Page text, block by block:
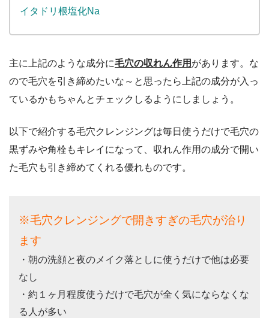
イタドリ根塩化Na
主に上記のような成分に毛穴の収れん作用 があります。な
ので毛穴を引き締めたいな～と思ったら上記の成分が入っ
ているかもちゃんとチェックしるようにしましょう。
以下で紹介する毛穴クレンジングは毎日使うだけで毛穴の
黒ずみや角栓もキレイになって、収れん作用の成分で開い
た毛穴も引き締めてくれる優れものです。
※毛穴クレンジングで開きすぎの毛穴が治り
ます
・朝の洗顔と夜のメイク落としに使うだけで他は必要
なし
・約１ヶ月程度使うだけで毛穴が全く気にならなくな
る人が多い